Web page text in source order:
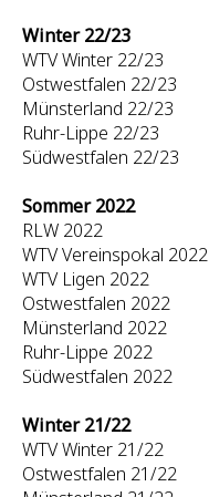
Winter 22/23
WTV Winter 22/23
Ostwestfalen 22/23
Münsterland 22/23
Ruhr-Lippe 22/23
Südwestfalen 22/23
Sommer 2022
RLW 2022
WTV Vereinspokal 2022
WTV Ligen 2022
Ostwestfalen 2022
Münsterland 2022
Ruhr-Lippe 2022
Südwestfalen 2022
Winter 21/22
WTV Winter 21/22
Ostwestfalen 21/22